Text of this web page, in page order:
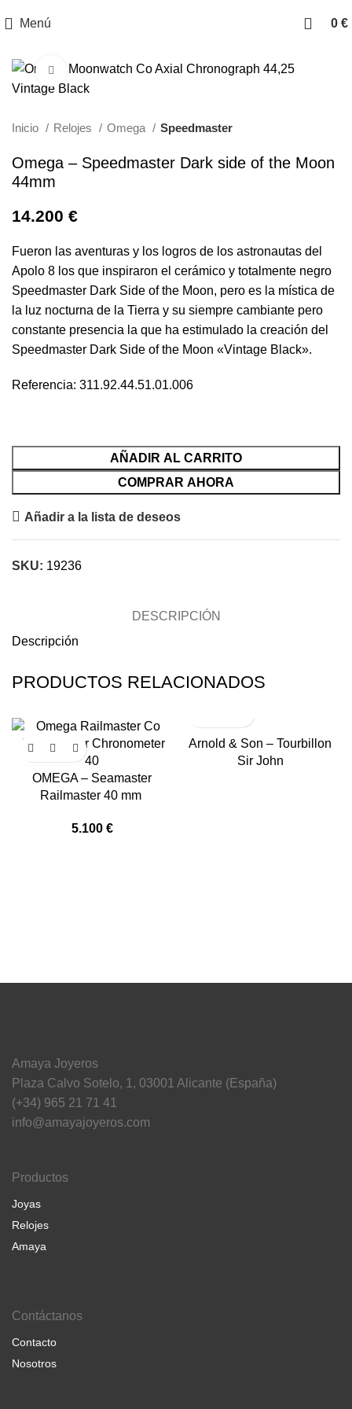
Menú 0 €
Clic para ampliar
Inicio Relojes Omega Speedmaster
Omega – Speedmaster Dark side of the Moon
44mm
14.200 €
Fueron las aventuras y los logros de los astronautas del
Apolo 8 los que inspiraron el cerámico y totalmente negro
Speedmaster Dark Side of the Moon, pero es la mística de
la luz nocturna de la Tierra y su siempre cambiante pero
constante presencia la que ha estimulado la creación del
Speedmaster Dark Side of the Moon «Vintage Black».
Referencia: 311.92.44.51.01.006
AÑADIR AL CARRITO
COMPRAR AHORA
Añadir a la lista de deseos
SKU: 19236
DESCRIPCIÓN
Descripción
PRODUCTOS RELACIONADOS
OMEGA – Seamaster
Railmaster 40 mm
5.100 €
Arnold & Son – Tourbillon
Sir John
Amaya Joyeros
Plaza Calvo Sotelo, 1, 03001 Alicante (España)
(+34) 965 21 71 41
info@amayajoyeros.com
Productos
Joyas
Relojes
Amaya
Contáctanos
Contacto
Nosotros